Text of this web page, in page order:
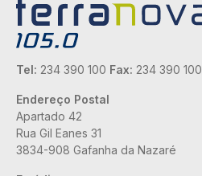
Tel: 234 390 100 Fax: 234 390 100
Endereço Postal
Apartado 42
Rua Gil Eanes 31
3834-908 Gafanha da Nazaré